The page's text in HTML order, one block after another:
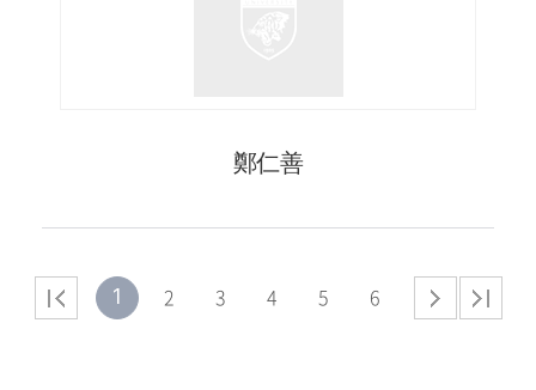
鄭仁善
1 2 3 4 5 6